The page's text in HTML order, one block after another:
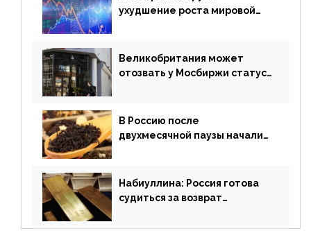
ухудшение роста мировой
апреля
Великобритания может
отозвать у Мосбиржи статус
В Россию после
двухмесячной паузы начали
Набиуллина: Россия готова
судиться за возврат
страны